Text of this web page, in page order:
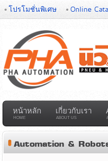
โปรโมชั่นพิเศษ Online
หน้าหลัก
HOME
เกี่ยวกับเรา
ABOUT US
Automation &